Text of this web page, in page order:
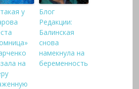
у
на
Блог
Редакции:
Балинская
снова
намекнула на
беременность